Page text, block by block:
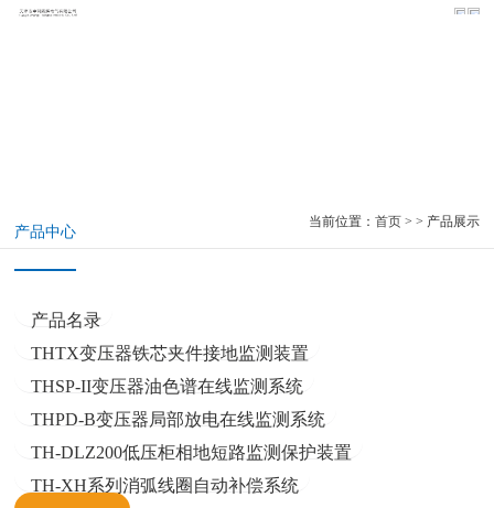
产品中心
当前位置： 首页> > 产品展示
产品名录
THTX变压器铁芯夹件接地监测装置
THSP-II变压器油色谱在线监测系统
THPD-B变压器局部放电在线监测系统
TH-DLZ200低压柜相地短路监测保护装置
TH-XH系列消弧线圈自动补偿系统